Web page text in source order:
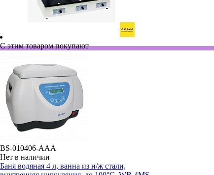
С этим товаром покупают
BS-010406-AAA
Нет в наличии
Баня водяная 4 л, ванна из н/ж стали,